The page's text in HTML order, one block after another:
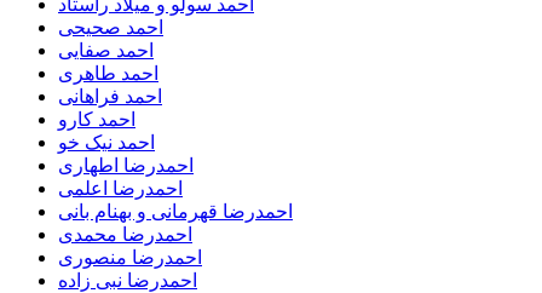
احمد سولو و میلاد راستاد
احمد صحیحی
احمد صفایی
احمد طاهری
احمد فراهانی
احمد کارو
احمد نیک خو
احمدرضا اطهاری
احمدرضا اعلمی
احمدرضا قهرمانی و بهنام بانی
احمدرضا محمدی
احمدرضا منصوری
احمدرضا نبی زاده